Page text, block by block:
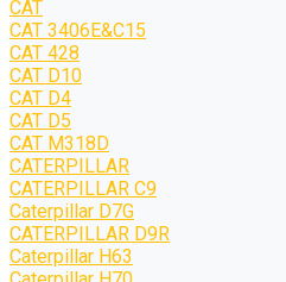
CAT
CAT 3406E&C15
CAT 428
CAT D10
CAT D4
CAT D5
CAT M318D
CATERPILLAR
CATERPILLAR C9
Caterpillar D7G
CATERPILLAR D9R
Caterpillar H63